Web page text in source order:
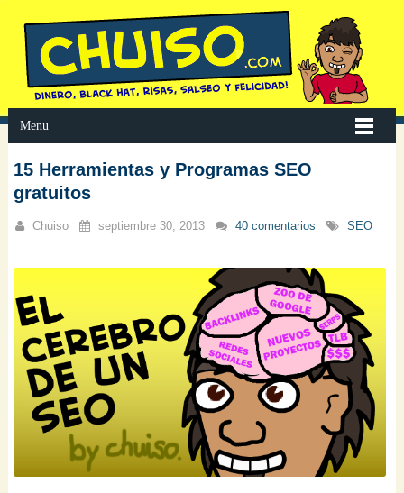
Menu
15 Herramientas y Programas SEO
gratuitos
Chuiso septiembre 30, 2013 40 comentarios SEO